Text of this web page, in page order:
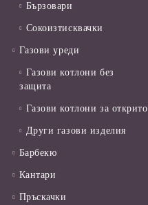
Бързовари
Сокоизтисквачки
Газови уреди
Газови котлони без
защита
Газови котлони за открито
Други газови изделия
Барбекю
Кантари
Пръскачки